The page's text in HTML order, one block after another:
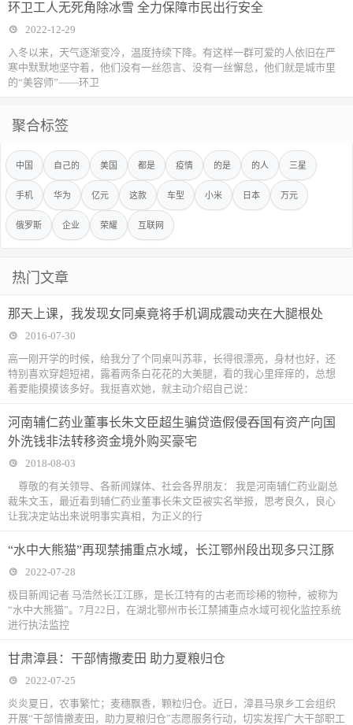
环卫工人无死角除冰雪 全力保障市民出行安全
2022-12-29
入冬以来，天气逐渐变冷，温度持续下降。有这样一群可爱的人依旧在严
寒中默默地坚守着，他们没有一丝怨言、没有一丝懈怠，他们就是城市里
的“美容师”——环卫
聚合标签
中国 自己的 美国 都是 疫情 的是 的人 三星
手机 华为 亿元 这款 车型 小米 日本 万元
俄罗斯 企业 荣耀 互联网
热门文章
那天上课，我发现女同桌竟将手机调成震动夹在大腿根处
2016-07-30
高一刚开学的时候，给我分了个同桌叫苏菲，长得很漂亮，身材也好，还
特别喜欢穿超短裙，露着两条白花花的大美腿，看的我心里痒痒的，总想
着要能摸摸该多好。我挺喜欢她，就主动介绍自己说：
河南辅仁药业董事长朱文臣超生骗贷造假侵吞国有资产向国
外洗钱非法转移资金境外购买豪宅
2018-08-03
尊敬的有关领导、各新闻媒体、社会各界朋友： 我是河南辅仁药业副总
裁朱文玉，最近看到辅仁药业董事长朱文臣被实名举报，思考良久，良心
让我决定站出来说明事实真相，为正义的行
“水中大熊猫”再现禁捕重点水域，长江鄂州段出现多只江豚
2022-07-28
极目新闻记者 马浩然长江江豚，是长江特有的古老而珍稀的物种，被称为
“水中大熊猫”。7月22日，在湖北鄂州市长江禁捕重点水域可视化监控系统
进行执法监控
甘肃漳县：干部情撒麦田 助力夏粮归仓
2022-07-25
炎炎夏日，农事繁忙；麦穗飘香，颗粒归仓。近日，漳县马泉乡工会组织
开展“干部情撒麦田，助力夏粮归仓”志愿服务行动，切实发挥广大干部职工